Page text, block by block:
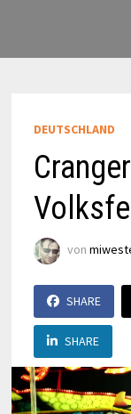
DEUTSCHLAND
von
SHARE
SHARE